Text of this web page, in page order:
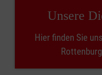
Unsere
Hier finden Sie